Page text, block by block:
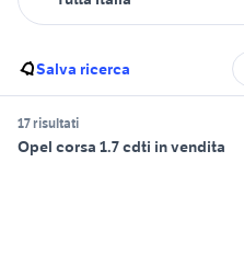
Salva ricerca
17 risultati
Opel corsa 1.7 cdti in vendita